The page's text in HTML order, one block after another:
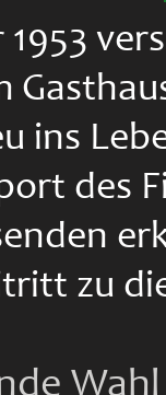
1953
ins
des
zu